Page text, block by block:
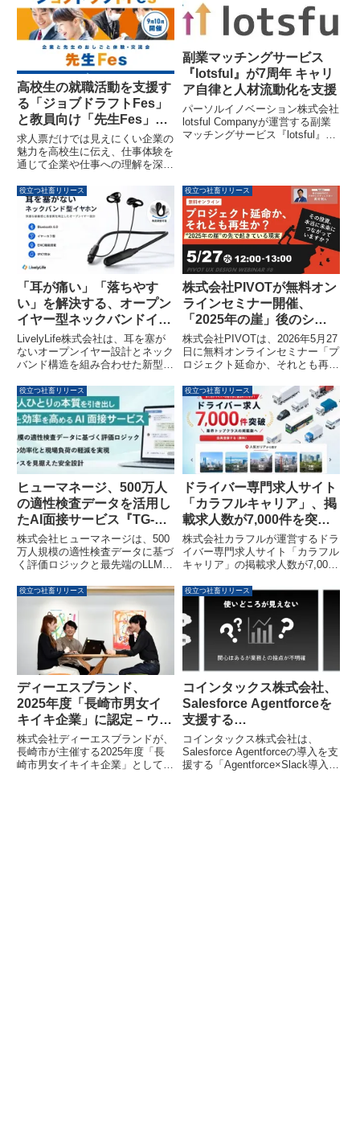
高校生の就職活動を支援す
る「ジョブドラフトFes」
と教員向け「先生Fes」が
全国17会場で開催されます
求人票だけでは見えにくい企業の
魅力を高校生に伝え、仕事体験を
通じて企業や仕事への理解を深め
説明会「ジョブドラフトFes」と
企業と先生のおしごと体験・交流
会「先生Fes」が9月から10月に
かけて全国17会場で開催されま
す。
副業マッチングサービス
『lotsful』が7周年 キャリ
ア自律と人材流動化を支援
パーソルイノベーション株式会社
lotsful Companyが運営する副業
マッチングサービス『lotsful』
る7年間の歩みと、今後の展望に
ついて紹介します。
役立つ社畜リリース
「耳が痛い」「落ちやす
い」を解決する、オープン
イヤー型ネックバンドイヤ
ホンが登場
LivelyLife株式会社は、耳を塞が
ないオープンイヤー設計とネック
バンド構造を組み合わせた新型ワ
た。この製品は、Hi-Fi高音質と
ENC通話機能を備え、快適な装
着感と安定性、IPX7防水性能に
より、多様な日常シーンで音楽や
通話を楽しめるように設計されて
います。
役立つ社畜リリース
株式会社PIVOTが無料オン
ラインセミナー開催、
「2025年の崖」後のシス
テム刷新課題とUXアプロ
ーチによる「再生」を解説
株式会社PIVOTは、2026年5月27
日に無料オンラインセミナー「プ
ロジェクト延命か、それとも再生
きている現実」を開催します。本
セミナーでは、「2025年の崖」
を超えた現在のシステム刷新にお
ける構造的課題に焦点を当て、莫
大な予算を投じても新たなレガシ
ーシステムを生み出す企業の現状
と、技術と実務の乖離を生まない
UXアプローチによる「再生」へ
の具体的なプロセスを解説いたし
ます。
役立つ社畜リリース
ヒューマネージ、500万人
の適性検査データを活用し
たAI面接サービス『TG-
WEB mee』の提供を開始
株式会社ヒューマネージは、500
万人規模の適性検査データに基づ
く評価ロジックと最先端のLLM技
『TG-WEB mee』の提供を開始
しました。EU AI法を見据えた公
平性・透明性・説明可能性を備え
た安全設計が特徴で、専門人材採
用の課題解決と人事担当者の意思
決定支援を目指します。
役立つ社畜リリース
ドライバー専門求人サイト
「カラフルキャリア」、掲
載求人数が7,000件を突破
しました
株式会社カラフルが運営するドラ
イバー専門求人サイト「カラフル
キャリア」の掲載求人数が7,000
リニューアルから約4ヶ月で達成
し、運送・物流業界におけるドラ
イバー不足の解消に貢献していま
す。
役立つ社畜リリース
ディーエスブランド、
2025年度「長崎市男女イ
キイキ企業」に認定 – ウェ
ルビーイング重視の職場づ
くりが高評価
株式会社ディーエスブランドが、
長崎市が主催する2025年度「長
崎市男女イキイキ企業」として表
役立つ社畜リリース
コインタックス株式会社、
Salesforce Agentforceを
支援する
「Agentforce×Slack導入
支援パッケージ」の提供を
開始
コインタックス株式会社は、
Salesforce Agentforceの導入を支
援する「Agentforce×Slack導入支